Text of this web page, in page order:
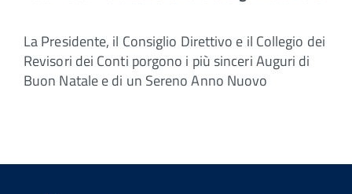
La Presidente, il Consiglio Direttivo e il Collegio dei
Revisori dei Conti porgono i più sinceri Auguri di
Buon Natale e di un Sereno Anno Nuovo